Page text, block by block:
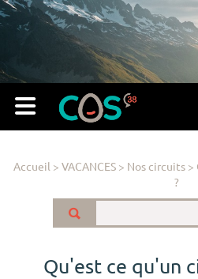
Accueil > VACANCES> Nos circuits>
?
Qu'est ce qu'un